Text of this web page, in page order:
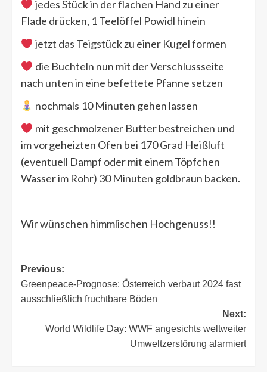
jedes Stück in der flachen Hand zu einer
Flade drücken, 1 Teelöffel Powidl hinein
jetzt das Teigstück zu einer Kugel formen
die Buchteln nun mit der Verschlussseite
nach unten in eine befettete Pfanne setzen
nochmals 10 Minuten gehen lassen
mit geschmolzener Butter bestreichen und
im vorgeheizten Ofen bei 170 Grad Heißluft
(eventuell Dampf oder mit einem Töpfchen
Wasser im Rohr) 30 Minuten goldbraun backen.
Wir wünschen himmlischen Hochgenuss!!
Post
navigation
Previous:
Greenpeace-Prognose: Österreich verbaut 2024 fast
ausschließlich fruchtbare Böden
Next:
World Wildlife Day: WWF angesichts weltweiter
Umweltzerstörung alarmiert